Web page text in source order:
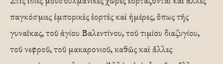
παγκόσμιες ἐμπορικὲς ἑορτὲς καὶ ἡμέρες, ὅπως τῆς
γυναῖκας, τοῦ ἁγίου Βαλεντίνου, τοῦ τιμίου διαζυγίου,
τοῦ νεφροῦ, τοῦ μακαρονιοῦ, καθῶς καὶ ἄλλες